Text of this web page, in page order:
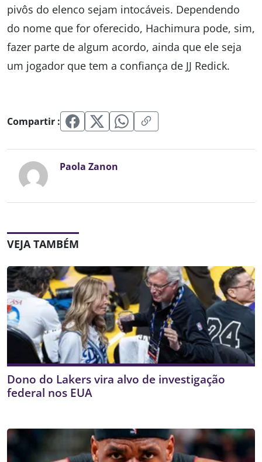
pivôs do elenco sejam intocáveis. Dependendo
do nome que for oferecido, Hachimura pode, sim,
fazer parte de algum acordo, ainda que ele seja
um jogador que tem a confiança de JJ Redick.
Compartir :
Paola Zanon
VEJA TAMBÉM
Dono do Lakers vira alvo de investigação
federal nos EUA